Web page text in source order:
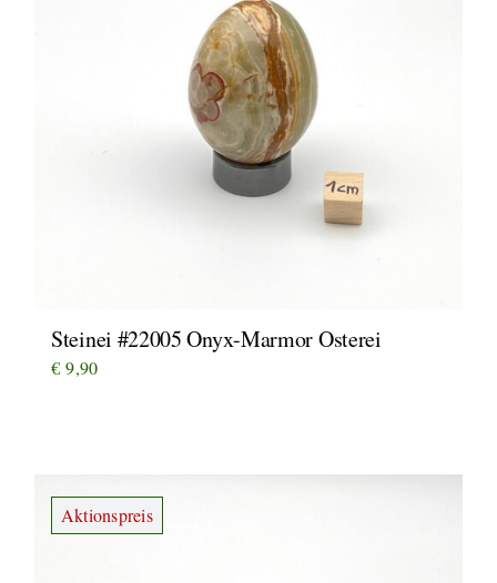
Steinei #22005 Onyx-Marmor Osterei
€ 9,90
Aktionspreis